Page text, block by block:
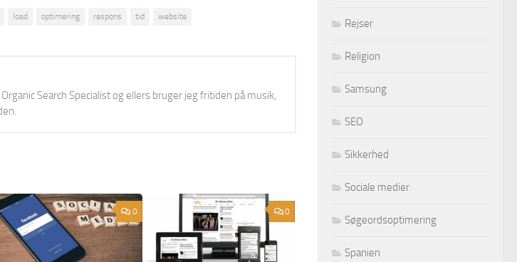
load optimering respons tid website
Search Specialist og ellers bruger jeg fritiden på musik,
0 0
Rejser
Religion
Samsung
SEO
Sikkerhed
Sociale medier
Søgeordsoptimering
Spanien